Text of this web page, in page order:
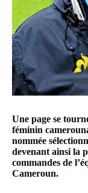
Une page se
féminin
nommée
devenant ainsi la
commandes de
Cameroun.